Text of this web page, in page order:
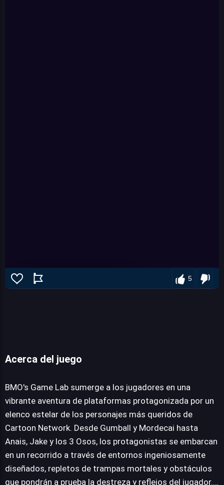
JUEGALO AHORA
5
Acerca del juego
BMO's Game Lab sumerge a los jugadores en una
vibrante aventura de plataformas protagonizada por un
elenco estelar de los personajes más queridos de
Cartoon Network. Desde Gumball y Mordecai hasta
Anais, Jake y los 3 Osos, los protagonistas se embarcan
en un recorrido a través de entornos ingeniosamente
diseñados, repletos de trampas mortales y obstáculos
que pondrán a prueba la destreza y reflejos del jugador.